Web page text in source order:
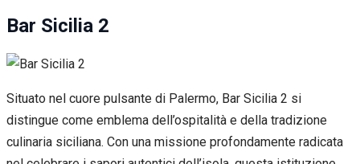
Bar Sicilia 2
Situato nel cuore pulsante di Palermo, Bar Sicilia 2 si
distingue come emblema dell’ospitalità e della tradizione
culinaria siciliana. Con una missione profondamente radicata